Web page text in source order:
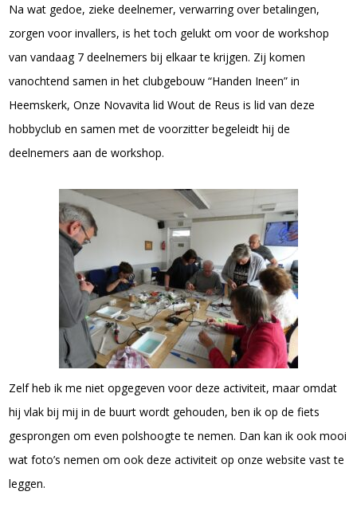
Na wat gedoe, zieke deelnemer, verwarring over betalingen,
zorgen voor invallers, is het toch gelukt om voor de workshop
van vandaag 7 deelnemers bij elkaar te krijgen. Zij komen
vanochtend samen in het clubgebouw “Handen Ineen” in
Heemskerk, Onze Novavita lid Wout de Reus is lid van deze
hobbyclub en samen met de voorzitter begeleidt hij de
deelnemers aan de workshop.
Zelf heb ik me niet opgegeven voor deze activiteit, maar omdat
hij vlak bij mij in de buurt wordt gehouden, ben ik op de fiets
gesprongen om even polshoogte te nemen. Dan kan ik ook mooi
wat foto’s nemen om ook deze activiteit op onze website vast te
leggen.